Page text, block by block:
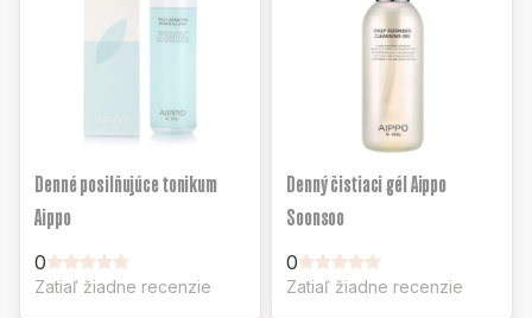
Denné posilňujúce tonikum
Aippo
0
Zatiaľ žiadne recenzie
Denný čistiaci gél Aippo
Soonsoo
0
Zatiaľ žiadne recenzie